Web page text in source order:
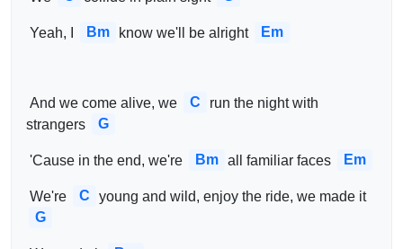
Yeah, I Bm know we'll be alright Em
And we come alive, we C
run the night with
strangers
G
'Cause in the end, we're Bm all familiar faces Em
We're C
young and wild, enjoy the ride, we made it
G